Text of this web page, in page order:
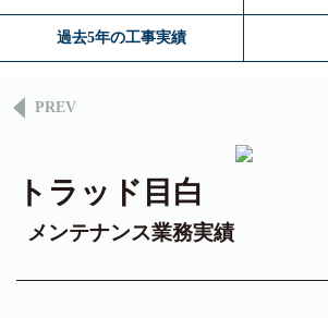
過去5年の工事実績
PREV
トラッド目白
メンテナンス業務実績